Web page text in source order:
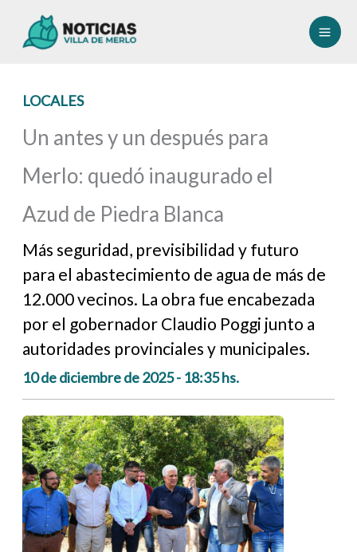
LOCALES
Un antes y un después para
Merlo: quedó inaugurado el
Azud de Piedra Blanca
Más seguridad, previsibilidad y futuro
para el abastecimiento de agua de más de
12.000 vecinos. La obra fue encabezada
por el gobernador Claudio Poggi junto a
autoridades provinciales y municipales.
10 de diciembre de 2025 - 18:35 hs.